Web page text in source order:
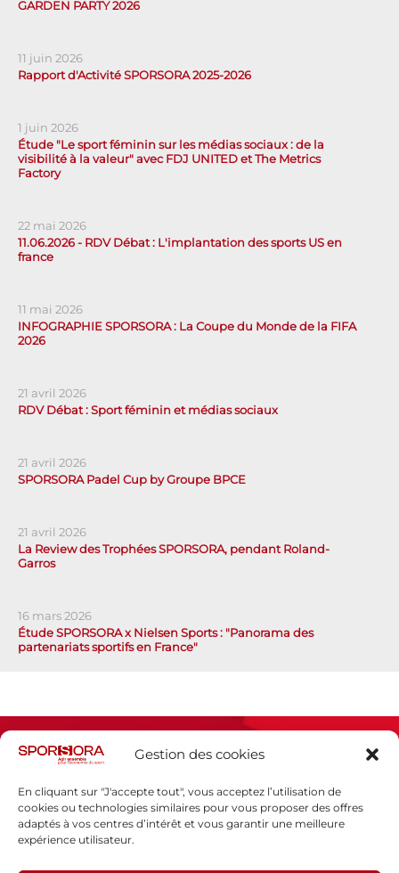
Gestion des cookies
En cliquant sur "J'accepte tout", vous acceptez l’utilisation de
cookies ou technologies similaires pour vous proposer des offres
adaptés à vos centres d’intérêt et vous garantir une meilleure
expérience utilisateur.
GARDEN PARTY 2026
11 juin 2026
Rapport d'Activité SPORSORA 2025-2026
1 juin 2026
Étude "Le sport féminin sur les médias sociaux : de la
visibilité à la valeur" avec FDJ UNITED et The Metrics
Factory
22 mai 2026
11.06.2026 - RDV Débat : L'implantation des sports US en
france
11 mai 2026
INFOGRAPHIE SPORSORA : La Coupe du Monde de la FIFA
2026
21 avril 2026
RDV Débat : Sport féminin et médias sociaux
21 avril 2026
SPORSORA Padel Cup by Groupe BPCE
21 avril 2026
La Review des Trophées SPORSORA, pendant Roland-
Garros
16 mars 2026
Étude SPORSORA x Nielsen Sports : "Panorama des
partenariats sportifs en France"
Espace presse